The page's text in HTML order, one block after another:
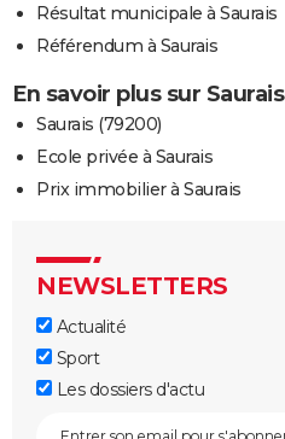
Résultat municipale à Saurais
Référendum à Saurais
En savoir plus sur Saurais
Saurais (79200)
Ecole privée à Saurais
Prix immobilier à Saurais
NEWSLETTERS
Actualité
Sport
Les dossiers d'actu